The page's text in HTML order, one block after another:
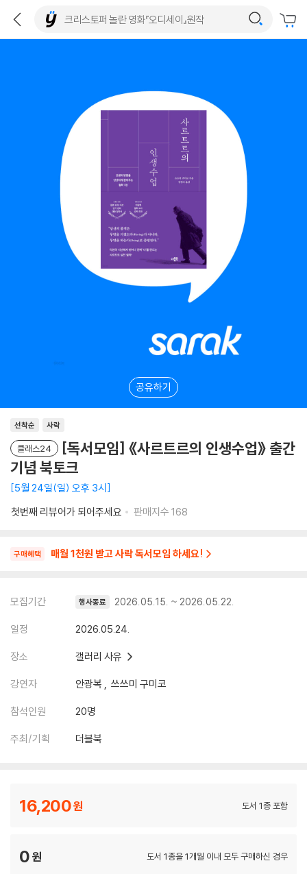
공유하기
선착순 사락
클래스24
[독서모임] 《사르트르의 인생수업》 출간
기념 북토크
5월 24일(일) 오후 3시
첫번째 리뷰어가 되어주세요
판매지수 168
구매혜택 매월 1천원 받고 사락 독서모임 하세요!
모집기간 행사종료 2026.05.15. ~ 2026.05.22.
일정 2026.05.24.
장소 갤러리 사유
강연자 안광복 쓰쓰미 구미코
참석인원 20명
주최/기획 더블북
16,200 도서 1종 포함
0 도서 1종을 1개월 이내 모두 구매하신 경우